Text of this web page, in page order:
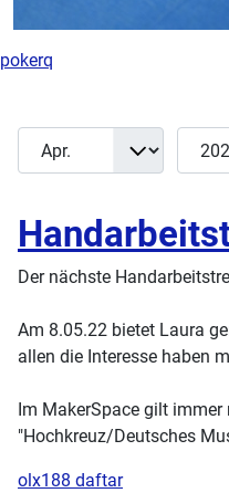
pokerq
Filter
Monat Jahr
Der nächste
Am 8.05.22 bietet Laura
allen die Interesse haben
Im MakerSpace gilt
"Hochkreuz/Deutsches
olx188 daftar